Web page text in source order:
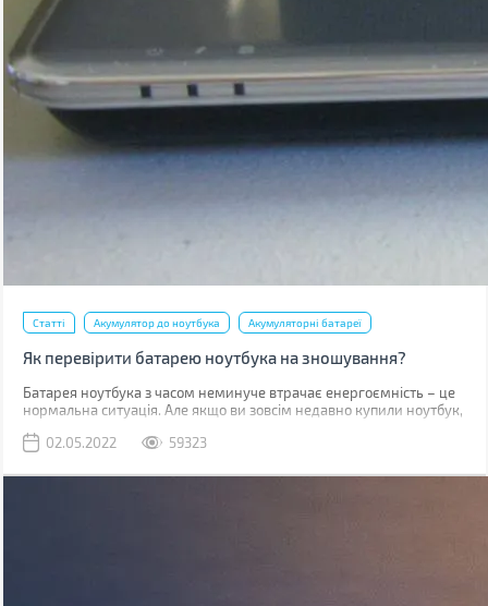
Статті Акумулятор до ноутбука Акумуляторні батареї
Як перевірити батарею ноутбука на зношування?
​​​​​Батарея ноутбука з часом неминуче втрачає енергоємність – це
нормальна ситуація. Але якщо ви зовсім недавно купили ноутбук,
гарантійний термін батареї (зазвичай від 1 до 3 років залежно від
зносилася (більше 20%), то виробник здійснює безкоштовну
02.05.2022 59323